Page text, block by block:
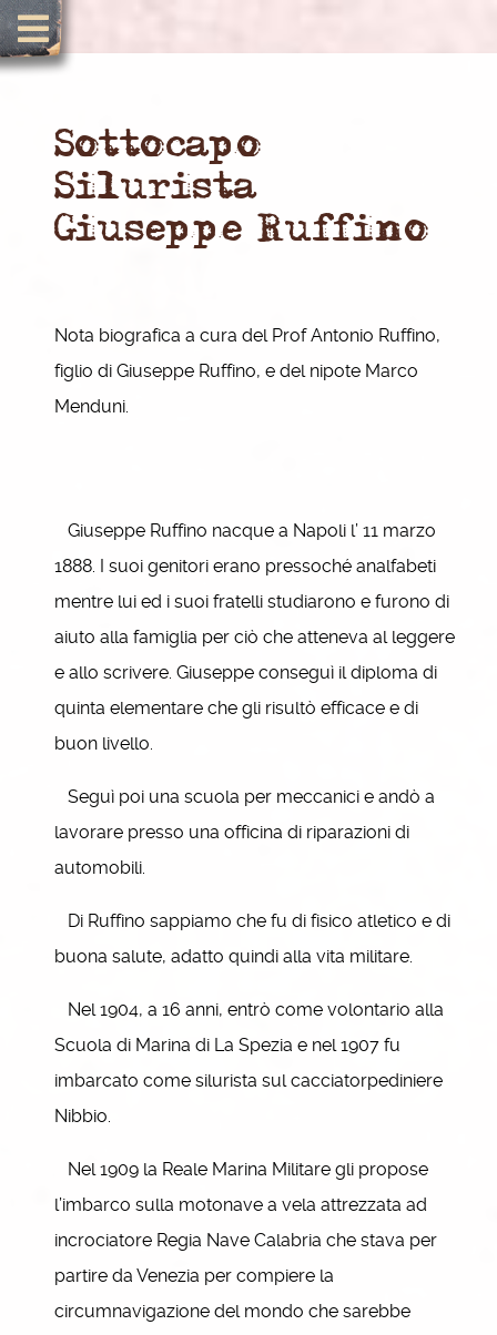
Sottocapo
Silurista
Giuseppe Ruffino
Nota biografica a cura del Prof Antonio Ruffino,
figlio di Giuseppe Ruffino, e del nipote Marco
Menduni.
Giuseppe Ruffino nacque a Napoli l’ 11 marzo
1888. I suoi genitori erano pressoché analfabeti
mentre lui ed i suoi fratelli studiarono e furono di
aiuto alla famiglia per ciò che atteneva al leggere
e allo scrivere. Giuseppe conseguì il diploma di
quinta elementare che gli risultò efficace e di
buon livello.
Seguì poi una scuola per meccanici e andò a
lavorare presso una officina di riparazioni di
automobili.
Di Ruffino sappiamo che fu di fisico atletico e di
buona salute, adatto quindi alla vita militare.
Nel 1904, a 16 anni, entrò come volontario alla
Scuola di Marina di La Spezia e nel 1907 fu
imbarcato come silurista sul cacciatorpediniere
Nibbio.
Nel 1909 la Reale Marina Militare gli propose
l’imbarco sulla motonave a vela attrezzata ad
incrociatore Regia Nave Calabria che stava per
partire da Venezia per compiere la
circumnavigazione del mondo che sarebbe